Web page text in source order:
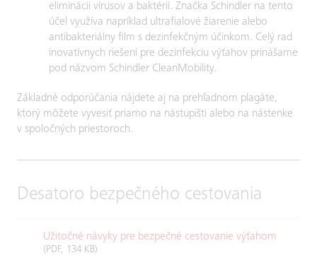
eliminácii vírusov a baktérií. Značka Schindler na tento
účel využíva napríklad ultrafialové žiarenie alebo
antibakteriálny film s dezinfekčným účinkom. Celý rad
inovatívnych riešení pre dezinfekciu výťahov prinášame
pod názvom Schindler CleanMobility.
Základné odporúčania nájdete aj na prehľadnom plagáte,
ktorý môžete vyvesiť priamo na nástupišti alebo na nástenke
v spoločných priestoroch.
Desatoro bezpečného cestovania
Užitočné návyky pre bezpečné cestovanie výťahom
(PDF, 134 KB)